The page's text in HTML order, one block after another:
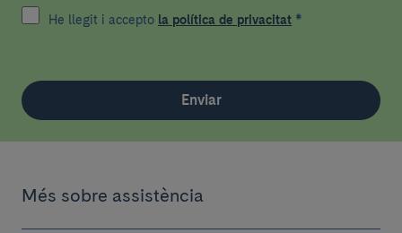
He llegit i accepto la política de privacitat *
Enviar
Més sobre assistència